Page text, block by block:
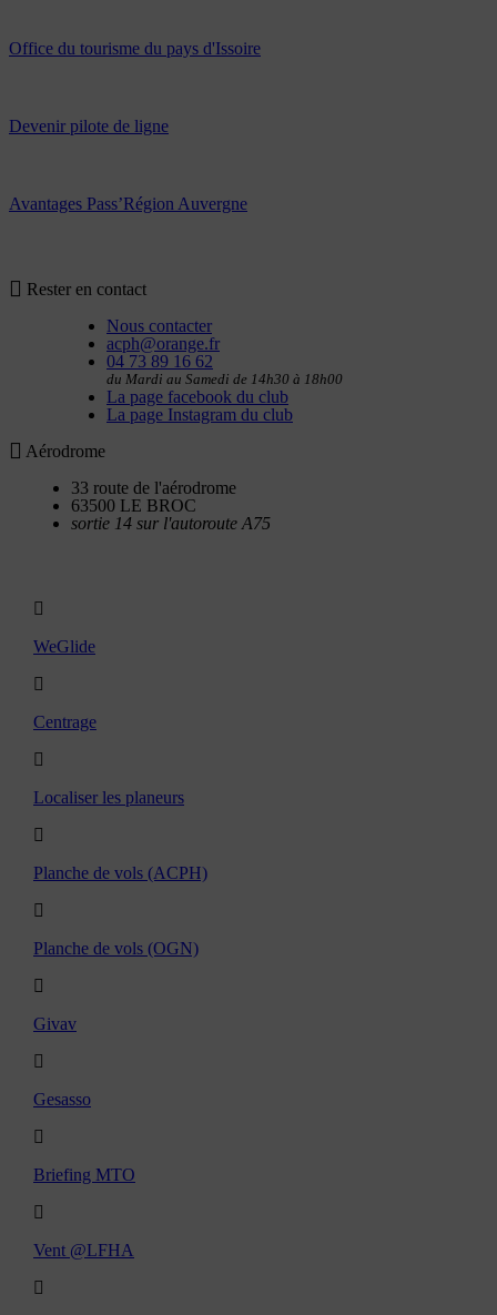
Office du tourisme du pays d'Issoire
Devenir pilote de ligne
Avantages Pass’Région Auvergne
Rester en contact
Nous contacter
acph@orange.fr
04 73 89 16 62
du Mardi au Samedi de 14h30 à 18h00
La page facebook du club
La page Instagram du club
Aérodrome
33 route de l'aérodrome
63500 LE BROC
sortie 14 sur l'autoroute A75
WeGlide
Centrage
Localiser les planeurs
Planche de vols (ACPH)
Planche de vols (OGN)
Givav
Gesasso
Briefing MTO
Vent @LFHA